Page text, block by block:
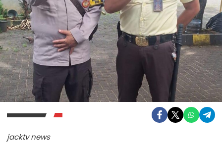
jacktv news